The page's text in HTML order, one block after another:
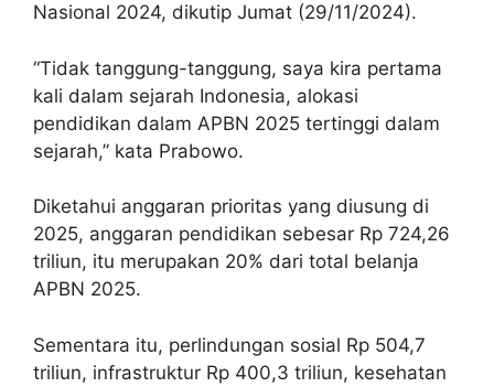
Nasional 2024, dikutip Jumat (29/11/2024).
“Tidak tanggung-tanggung, saya kira pertama
kali dalam sejarah Indonesia, alokasi
pendidikan dalam APBN 2025 tertinggi dalam
sejarah,” kata Prabowo.
Diketahui anggaran prioritas yang diusung di
2025, anggaran pendidikan sebesar Rp 724,26
triliun, itu merupakan 20% dari total belanja
APBN 2025.
Sementara itu, perlindungan sosial Rp 504,7
triliun, infrastruktur Rp 400,3 triliun, kesehatan